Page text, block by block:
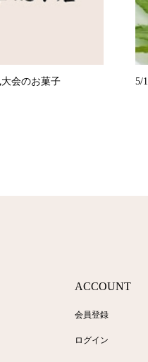
会のお菓子 5/
ACCOUNT
会員登録
ログイン